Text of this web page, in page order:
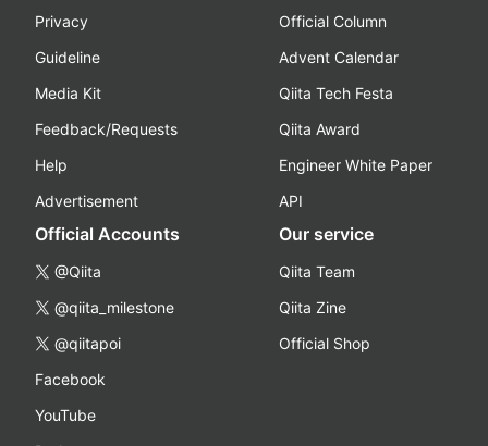
Privacy
Guideline
Media Kit
Feedback/Requests
Help
Advertisement
Official Column
Advent Calendar
Qiita Tech Festa
Qiita Award
Engineer White Paper
API
Official Accounts
@Qiita
@qiita_milestone
@qiitapoi
Facebook
YouTube
Our service
Qiita Team
Qiita Zine
Official Shop